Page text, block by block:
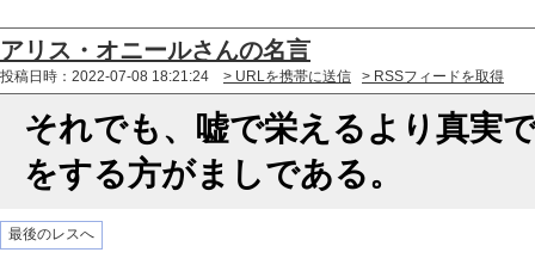
アリス・オニールさんの名言
投稿日時：2022-07-08 18:21:24 > URLを携帯に送信 > RSSフィードを取得
それでも、嘘で栄えるより真実
をする方がましである。
最後のレスへ